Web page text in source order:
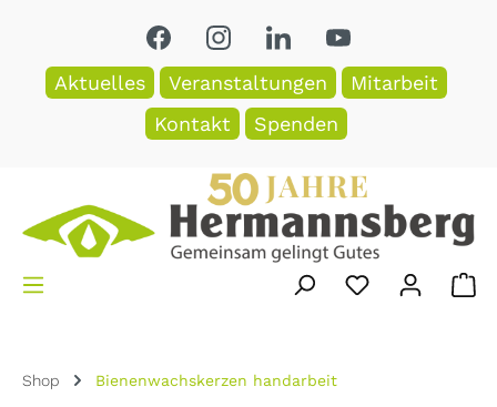
Zum Hauptinhalt springen
Aktuelles Veranstaltungen
Mitarbeit
Kontakt
Spenden
Du hast 0
Shop Bienenwachskerzen handarbeit